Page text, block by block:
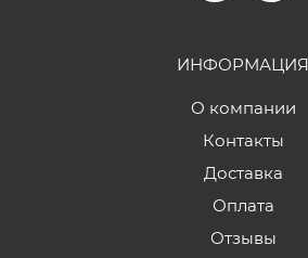
ИНФОРМАЦИЯ
О компании
Контакты
Доставка
Оплата
Отзывы